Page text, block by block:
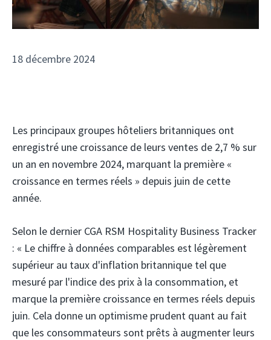
18 décembre 2024
Les principaux groupes hôteliers britanniques ont
enregistré une croissance de leurs ventes de 2,7 % sur
un an en novembre 2024, marquant la première «
croissance en termes réels » depuis juin de cette
année.
Selon le dernier CGA RSM Hospitality Business Tracker
: « Le chiffre à données comparables est légèrement
supérieur au taux d'inflation britannique tel que
mesuré par l'indice des prix à la consommation, et
marque la première croissance en termes réels depuis
juin. Cela donne un optimisme prudent quant au fait
que les consommateurs sont prêts à augmenter leurs